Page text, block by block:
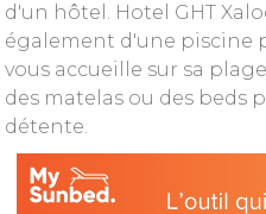
d'un hôtel. Hotel GHT
également d'une piscine
vous accueille sur sa
des matelas ou des beds
détente.